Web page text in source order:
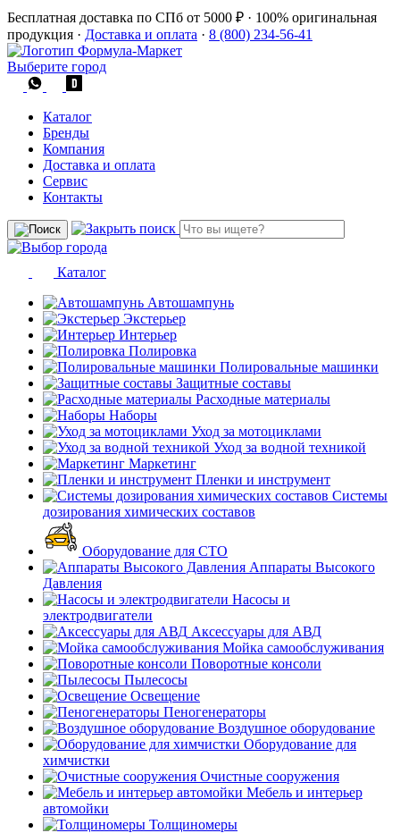
Бесплатная доставка по СПб от 5000 ₽ · 100% оригинальная
продукция · Доставка и оплата · 8 (800) 234-56-41
Выберите город
Каталог
Бренды
Компания
Доставка и оплата
Сервис
Контакты
Каталог
Автошампунь
Экстерьер
Интерьер
Полировка
Полировальные машинки
Защитные составы
Расходные материалы
Наборы
Уход за мотоциклами
Уход за водной техникой
Маркетинг
Пленки и инструмент
Системы
дозирования химических составов
Оборудование для СТО
Аппараты Высокого
Давления
Насосы и
электродвигатели
Аксессуары для АВД
Мойка самообслуживания
Поворотные консоли
Пылесосы
Освещение
Пеногенераторы
Воздушное оборудование
Оборудование для
химчистки
Очистные сооружения
Мебель и интерьер
автомойки
Толщиномеры